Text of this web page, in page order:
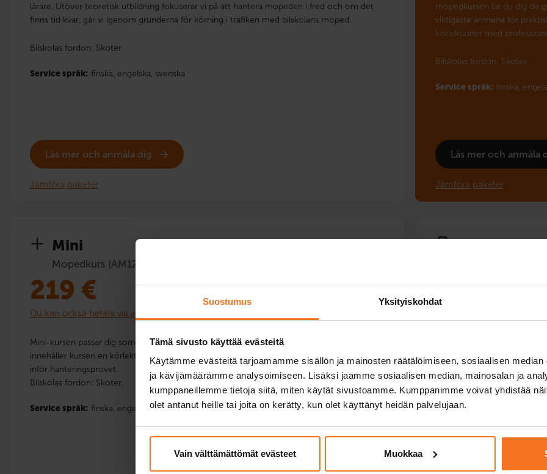
Suostumus Yksityiskohdat
Tämä sivusto käyttää evästeitä
Käytämme evästeitä tarjoamamme sisällön ja mainosten räätälöimiseen, sosiaalisen
ja kävijämäärämme analysoimiseen. Lisäksi jaamme sosiaalisen median, mainosalan ja
kumppaneillemme tietoja siitä, miten käytät sivustoamme. Kumppanimme voivat yhdistää
olet antanut heille tai joita on kerätty, kun olet käyttänyt heidän palvelujaan.
Vain välttämättömät evästeet Muokkaa
lärare. Utöver teoretisk utbildning fokuserar vi på att hantera mopeden i fred och om det
finns tid kvar, går vi igenom grunderna för körning i trafiken med bilskolans moped.
Bilskolas fordon: Skoter.
Service språk: finska, engelska, svenska
Läs mer och anmäla dig
Jämföra paketer
mopedkursen lär du dig de
viktigaste ämnena för
körlektioner med
Bilskolas fordon: Skoter.
Service språk: finska,
Läs mer och anmäla
Jämföra paketer
Mini
Mopedkurs (AM120)
219 €
Du kan också betala via avbetalning
Mini-kursen passar dig som redan har lite erfarenhet av att köra moped. Utöver teoridelen
innehåller kursen en körlektion med bilskolans moped. Under körlektionen övar vi främst
inför hanteringsprovet.
Bilskolas fordon: Skoter.
Service språk: finska, engelska, svenska
589 €
Säker-mopedkurs är ett
Med läroplanen på sex
hanterar olika
färdigheter för hantering.
och färdigheter. Stark
Bilskolas fordon: Skoter.